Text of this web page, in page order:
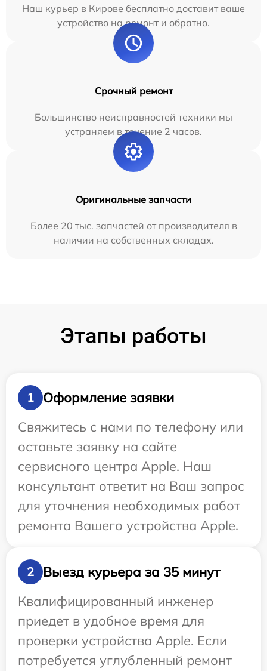
Наш курьер в Кирове бесплатно доставит ваше
устройство на ремонт и обратно.
Срочный ремонт
Большинство неисправностей техники мы
устраняем в течение 2 часов.
Оригинальные запчасти
Более 20 тыс. запчастей от производителя в
наличии на собственных складах.
Этапы работы
1
Оформление заявки
Свяжитесь с нами по телефону или
оставьте заявку на сайте
сервисного центра Apple. Наш
консультант ответит на Ваш запрос
для уточнения необходимых работ
ремонта Вашего устройства Apple.
2
Выезд курьера за 35 минут
Квалифицированный инженер
приедет в удобное время для
проверки устройства Apple. Если
потребуется углубленный ремонт